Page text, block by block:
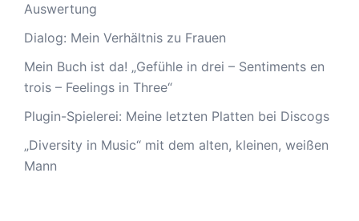
Auswertung
Dialog: Mein Verhältnis zu Frauen
Mein Buch ist da! „Gefühle in drei – Sentiments en
trois – Feelings in Three“
Plugin-Spielerei: Meine letzten Platten bei Discogs
„Diversity in Music“ mit dem alten, kleinen, weißen
Mann